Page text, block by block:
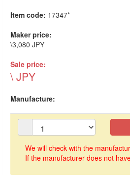
Item code: 17347*
Maker price:
\3,080 JPY
Sale price:
\ JPY
Manufacture:
We will check with the
If the manufacturer does not